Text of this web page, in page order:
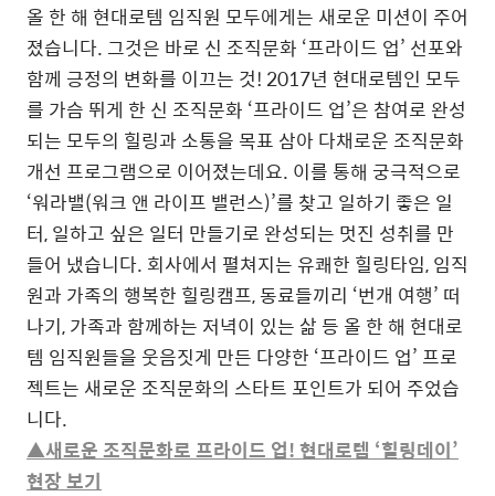
올 한 해 현대로템 임직원 모두에게는 새로운 미션이 주어
졌습니다. 그것은 바로 신 조직문화 ‘프라이드 업’ 선포와
함께 긍정의 변화를 이끄는 것! 2017년 현대로템인 모두
를 가슴 뛰게 한 신 조직문화 ‘프라이드 업’은 참여로 완성
되는 모두의 힐링과 소통을 목표 삼아 다채로운 조직문화
개선 프로그램으로 이어졌는데요. 이를 통해 궁극적으로
‘워라밸(워크 앤 라이프 밸런스)’를 찾고 일하기 좋은 일
터, 일하고 싶은 일터 만들기로 완성되는 멋진 성취를 만
들어 냈습니다. 회사에서 펼쳐지는 유쾌한 힐링타임, 임직
원과 가족의 행복한 힐링캠프, 동료들끼리 ‘번개 여행’ 떠
나기, 가족과 함께하는 저녁이 있는 삶 등 올 한 해 현대로
템 임직원들을 웃음짓게 만든 다양한 ‘프라이드 업’ 프로
젝트는 새로운 조직문화의 스타트 포인트가 되어 주었습
니다.
▲새로운 조직문화로 프라이드 업! 현대로템 ‘힐링데이’
현장 보기